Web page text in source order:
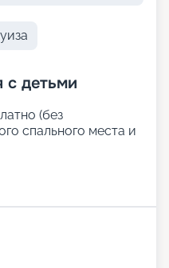
с детьми
(без
спального места и